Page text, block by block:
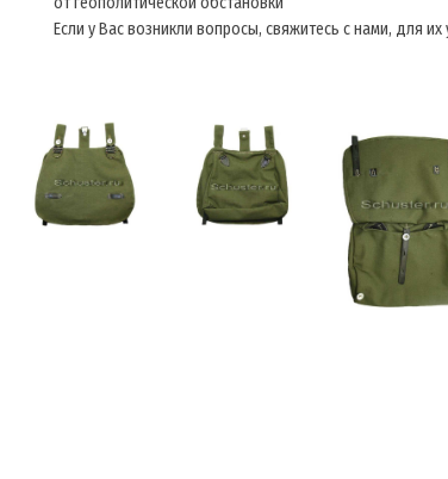
Если у Вас возникли вопросы, свяжитесь с нами, для